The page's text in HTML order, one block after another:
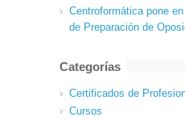
Centroformática pone
de Preparación de
Categorías
Certificados de
Cursos